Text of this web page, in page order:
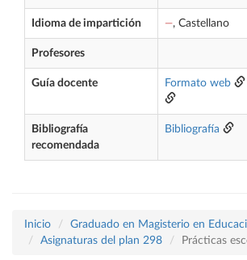
Idioma de impartición —, Castellano
Profesores
Guía docente Formato web
Bibliografía
recomendada
Bibliografía
Inicio
Graduado en Magisterio en
Asignaturas del plan 298
Prácticas